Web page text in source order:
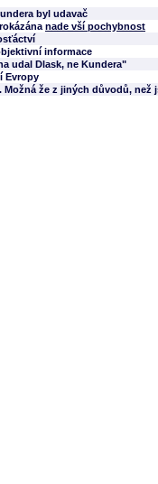
byl udavač
nade vší pochybnost
informace
udal Dlask, ne Kundera"
Evropy
že z jiných důvodů, než